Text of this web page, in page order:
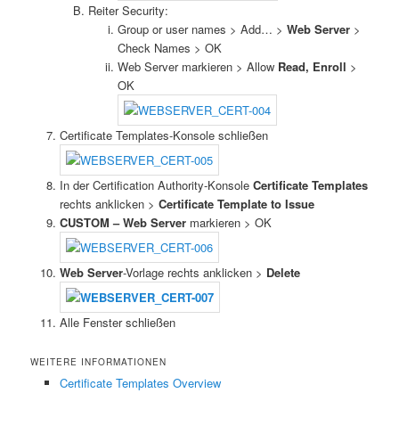
Reiter Security:
Group or user names > Add… > Web Server>
Check Names > OK
Web Server markieren > Allow Read, Enroll >
OK
Certificate Templates-Konsole schließen
In der Certification Authority-Konsole Certificate Templates
rechts anklicken > Certificate Template to Issue
CUSTOM – Web Servermarkieren > OK
Web Server-Vorlage rechts anklicken > Delete
Alle Fenster schließen
WEITERE INFORMATIONEN
Certificate Templates Overview